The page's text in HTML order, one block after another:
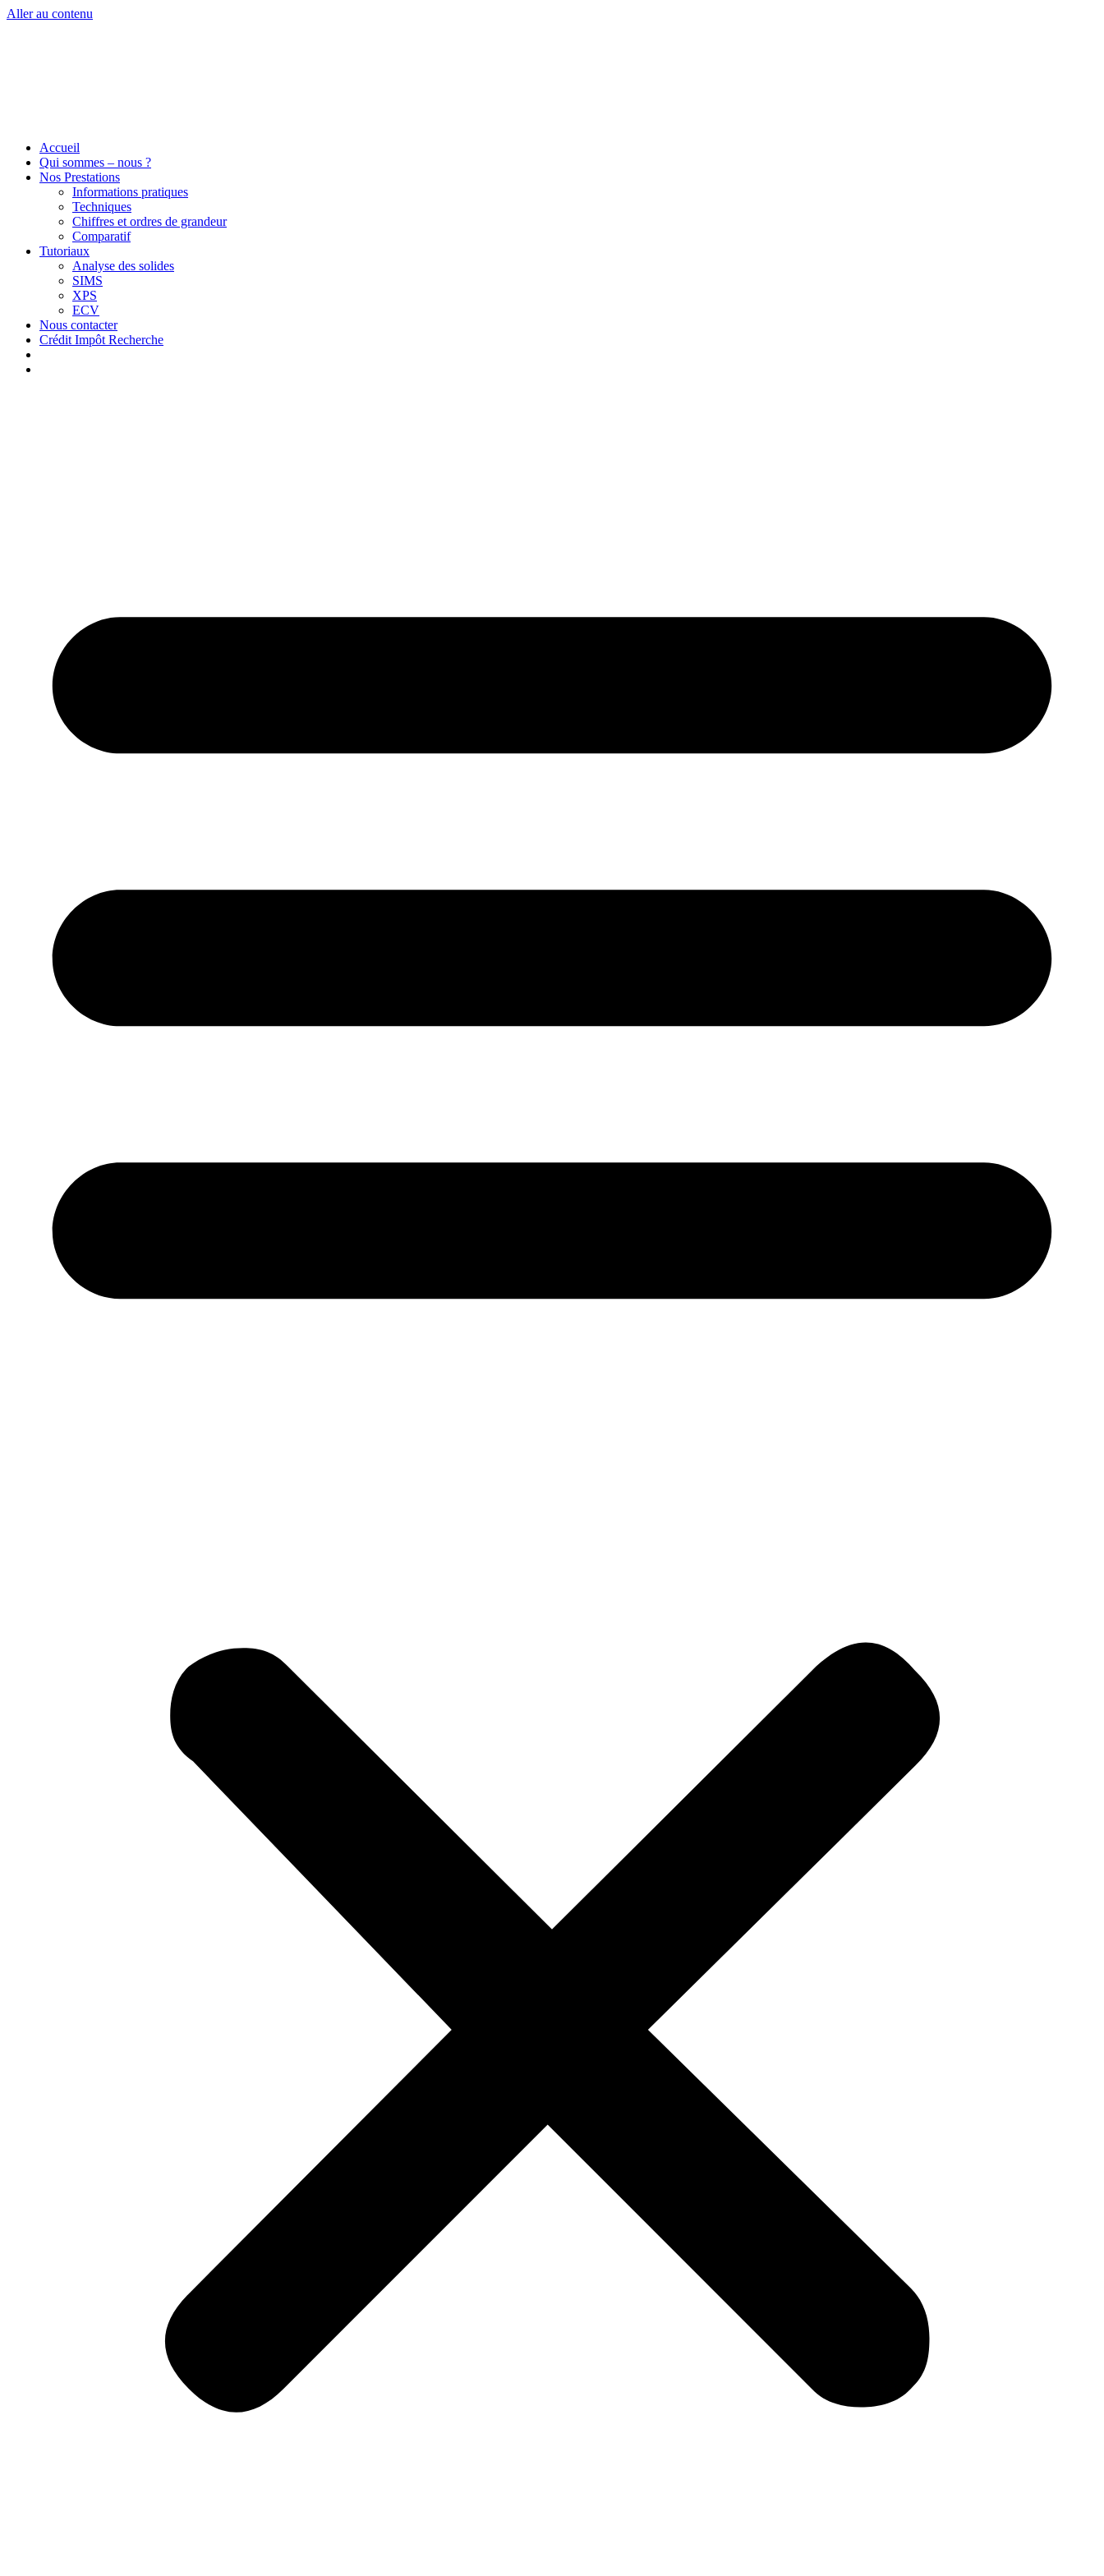
Aller au contenu
Accueil
Qui sommes – nous ?
Nos Prestations
Informations pratiques
Techniques
Chiffres et ordres de grandeur
Comparatif
Tutoriaux
Analyse des solides
SIMS
XPS
ECV
Nous contacter
Crédit Impôt Recherche